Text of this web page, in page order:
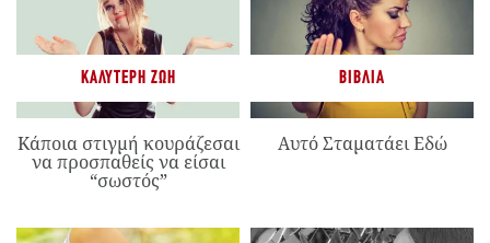
ΚΑΛΎΤΕΡΗ ΖΩΉ
Κάποια στιγμή κουράζεσαι
να προσπαθείς να είσαι
“σωστός”
ΒΙΒΛΊΑ
Αυτό Σταματάει Εδώ